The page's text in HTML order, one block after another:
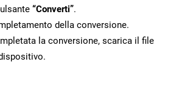
“Converti”.
della conversione.
la conversione, scarica il file